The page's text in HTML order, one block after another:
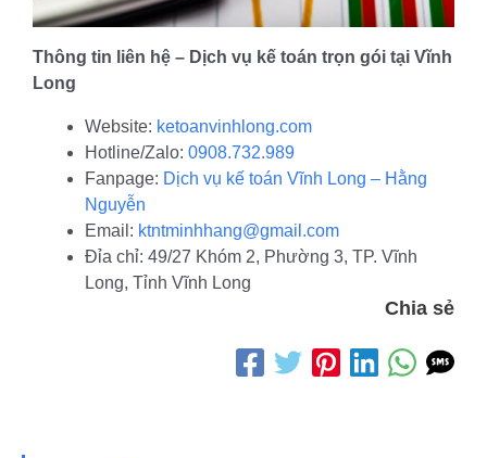
Thông tin liên hệ – Dịch vụ kế toán trọn gói tại Vĩnh
Long
Website: ketoanvinhlong.com
Hotline/Zalo: 0908.732.989
Fanpage: Dịch vụ kế toán Vĩnh Long – Hằng
Nguyễn
Email: ktntminhhang@gmail.com
Đỉa chỉ: 49/27 Khóm 2, Phường 3, TP. Vĩnh
Long, Tỉnh Vĩnh Long
Chia sẻ